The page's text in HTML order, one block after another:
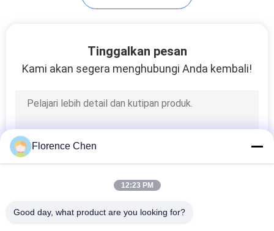
Tinggalkan pesan
Kami akan segera menghubungi Anda kembali!
Florence Chen
12:23 PM
Good day, what product are you looking for?